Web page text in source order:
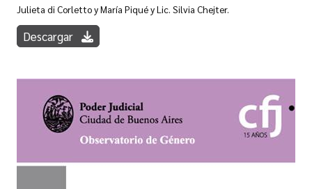
Julieta di Corletto y María Piqué y Lic. Silvia Chejter.
Descargar